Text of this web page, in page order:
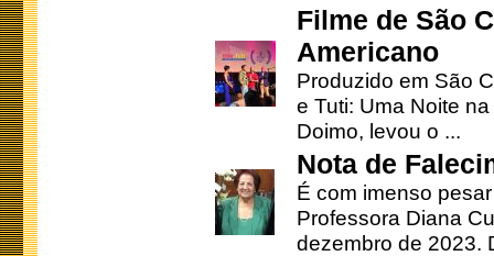
Filme de São
Americano
Produzido em São
e Tuti: Uma Noite
Doimo, levou o ...
Nota de
É com imenso
Professora Diana
dezembro de 2023.